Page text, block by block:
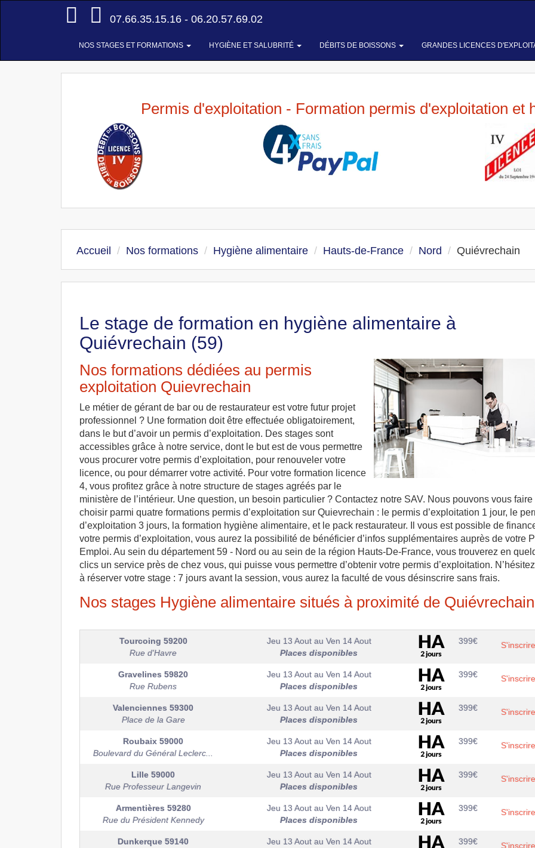
Accueil
07.66.35.15.16 - 06.20.57.69.02
NOS STAGES ET FORMATIONS HYGIÈNE ET SALUBRITÉ DÉBITS DE BOISSONS GRANDES LICENCES
Permis d'exploitation - Formation permis d'exploitation et
Accueil Nos formations Hygiène alimentaire Hauts-de-France Nord Quiévrechain
Le stage de formation en hygiène alimentaire à
Quiévrechain (59)
Nos formations dédiées au permis
exploitation Quievrechain
Le métier de gérant de bar ou de restaurateur est votre futur projet
professionnel ? Une formation doit être effectuée obligatoirement,
dans le but d’avoir un permis d’exploitation. Des stages sont
accessibles grâce à notre service, dont le but est de vous permettre
vous procurer votre permis d’exploitation, pour renouveler votre
licence, ou pour démarrer votre activité. Pour votre formation licence
4, vous profitez grâce à notre structure de stages agréés par le
ministère de l’intérieur. Une question, un besoin particulier ? Contactez notre SAV. Nous pouvons vous faire
choisir parmi quatre formations permis d’exploitation sur Quievrechain : le permis d’exploitation 1 jour, le
d’exploitation 3 jours, la formation hygiène alimentaire, et le pack restaurateur. Il vous est possible de
votre permis d’exploitation, vous aurez la possibilité de bénéficier d’infos supplémentaires auprès de votre
Emploi. Au sein du département 59 - Nord ou au sein de la région Hauts-De-France, vous trouverez en
clics un service près de chez vous, qui puisse vous permettre d’obtenir votre permis d’exploitation.
à réserver votre stage : 7 jours avant la session, vous aurez la faculté de vous désinscrire sans frais.
Nos stages Hygiène alimentaire situés à proximité de Quiévrechain
Tourcoing 59200
Rue d'Havre
Jeu 13 Aout au Ven 14 Aout
Places disponibles
399€ S'inscrire
Gravelines 59820
Rue Rubens
Jeu 13 Aout au Ven 14 Aout
Places disponibles
399€ S'inscrire
Valenciennes 59300
Place de la Gare
Jeu 13 Aout au Ven 14 Aout
Places disponibles
399€ S'inscrire
Roubaix 59000
Boulevard du Général Leclerc...
Jeu 13 Aout au Ven 14 Aout
Places disponibles
399€ S'inscrire
Lille 59000
Rue Professeur Langevin
Jeu 13 Aout au Ven 14 Aout
Places disponibles
399€ S'inscrire
Armentières 59280
Rue du Président Kennedy
Jeu 13 Aout au Ven 14 Aout
Places disponibles
399€ S'inscrire
Dunkerque 59140
Jeu 13 Aout au Ven 14 Aout
399€ S'inscrire